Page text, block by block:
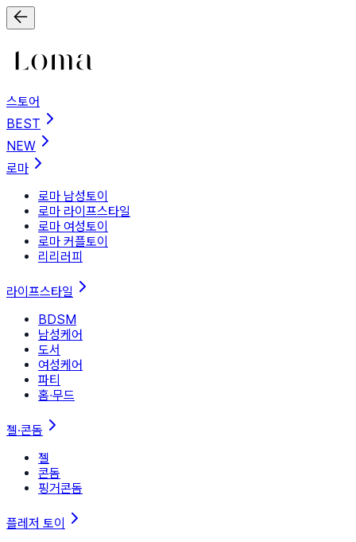
스토어
BEST
NEW
로마
로마 남성토이
로마 라이프스타일
로마 여성토이
로마 커플토이
리리러피
라이프스타일
BDSM
남성케어
도서
여성케어
파티
홈∙무드
젤·콘돔
젤
콘돔
핑거콘돔
플레저 토이